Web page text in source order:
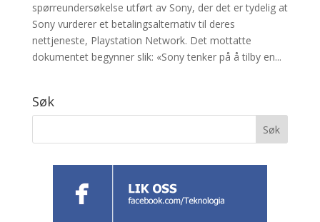
spørreundersøkelse utført av Sony, der det er tydelig at
Sony vurderer et betalingsalternativ til deres
nettjeneste, Playstation Network. Det mottatte
dokumentet begynner slik: «Sony tenker på å tilby en...
Søk